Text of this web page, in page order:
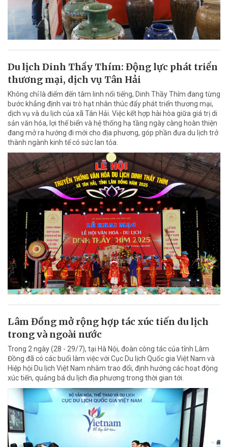
Du lịch Dinh Thầy Thím: Động lực phát triển
thương mại, dịch vụ Tân Hải
Không chỉ là điểm đến tâm linh nổi tiếng, Dinh Thầy Thím đang từng
bước khẳng định vai trò hạt nhân thúc đẩy phát triển thương mại,
dịch vụ và du lịch của xã Tân Hải. Việc kết hợp hài hòa giữa giá trị di
sản văn hóa, lợi thế biển và hệ thống hạ tầng ngày càng hoàn thiện
đang mở ra hướng đi mới cho địa phương, góp phần đưa du lịch trở
thành ngành kinh tế có sức lan tỏa.
Lâm Đồng mở rộng hợp tác xúc tiến du lịch
trong và ngoài nước
Trong 2 ngày (28 - 29/7), tại Hà Nội, đoàn công tác của tỉnh Lâm
Đồng đã có các buổi làm việc với Cục Du lịch Quốc gia Việt Nam và
Hiệp hội Du lịch Việt Nam nhằm trao đổi, định hướng các hoạt động
xúc tiến, quảng bá du lịch địa phương trong thời gian tới.